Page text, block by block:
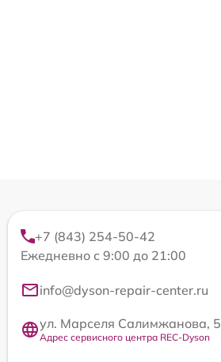
+7 (843) 254-50-42
Ежедневно с 9:00 до 21:00
info@dyson-repair-center.ru
ул. Марселя Салимжанова, 5
Адрес сервисного центра REC-Dyson